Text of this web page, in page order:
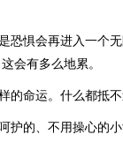
恐惧会再进入一个
会有多么地累。
命运。什么都抵
的、不用操心的小